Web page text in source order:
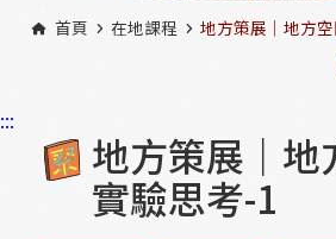
首頁 在地課程 地方策展｜地方
:::
地方策展｜地
實驗思考-1